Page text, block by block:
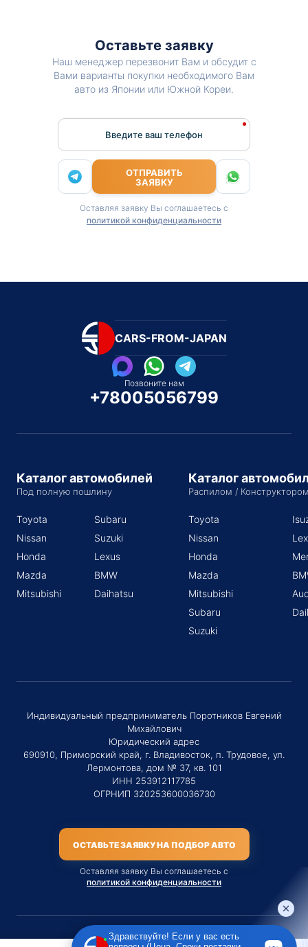
Оставьте заявку
Наш менеджер перезвонит Вам и обсудит с
Вами варианты покупки необходимого Вам
авто из Японии или Южной Кореи.
Введите ваш телефон
ОТПРАВИТЬ
ЗАЯВКУ
Оставляя заявку Вы соглашаетесь с
политикой конфиденциальности
CARS-FROM-JAPAN
Позвоните нам
+78005056799
Каталог автомобилей
Под полную пошлину
Toyota
Nissan
Honda
Mazda
Mitsubishi
Subaru
Suzuki
Lexus
BMW
Daihatsu
Каталог
Распилом /
Toyota
Nissan
Honda
Mazda
Mitsubishi
Subaru
Suzuki
Индивидуальный предприниматель Поротников Евгений
Михайлович
Юридический адрес
690910, Приморский край, г. Владивосток, п. Трудовое, ул.
Лермонтова, дом № 37, кв. 101
ИНН 253912117785
ОГРНИП 320253600036730
ОСТАВЬТЕ ЗАЯВКУ НА ПОДБОР АВТО
Оставляя заявку Вы соглашаетесь с
политикой конфиденциальности
Здравствуйте! Если у вас есть